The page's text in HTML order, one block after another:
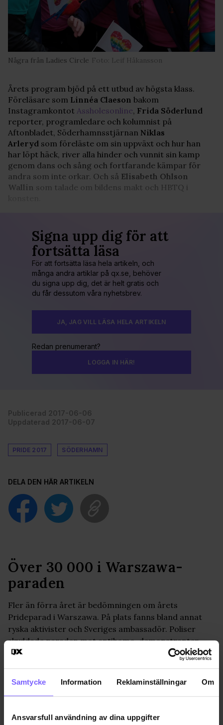
Samtycke Information Reklaminställningar Om
Ansvarsfull användning av dina uppgifter
Några från Ladies Circle Foto: Leif Håkansson
Årets program bjöd på ett utbud av högsta klass.
Föreläsare som Linnéa Claeson bakom
Instagramkontot Assholesonline, Frida Söderlund
reporter, programledare och kolumnist på
Aftonbladet, Söderhamnsstjärnan Niklas
Arleryd som föreläste om sin uppväxt och hur han
har löpt häck, river alla hinder och vunnit sin kamp
genom dans och sång och fortfarande kämpar för
andra som inte orkar. Och så Elisabeth Ohlson
Wallin som talade om bildens makt och HBTQ i
Signa upp dig för att
fortsätta läsa
För att fortsätta läsa hela artikeln, och
många andra artiklar på qx.se, behöver
du signa upp dig, det är helt gratis och
du får dessutom våra nyhetsbrev.
JA, JAG VILL LÄSA HELA ARTIKELN
Redan prenumerant?
LOGGA IN HÄR!
Publicerad 2017-06-06
Uppdaterad 2017-06-07
PRIDE 2017 SÖDERHAMN
DELA DEN HÄR ARTIKELN
Över 30 000 i Warszawa-
paraden
Fler än förra året är bedömningen om årets
Prideparad i Warszawa. På plats fanns bland annat
ryska aktivister och Sveriges ambassadör. Poliser
skyddade paraden mot antihomo-demonstranter.